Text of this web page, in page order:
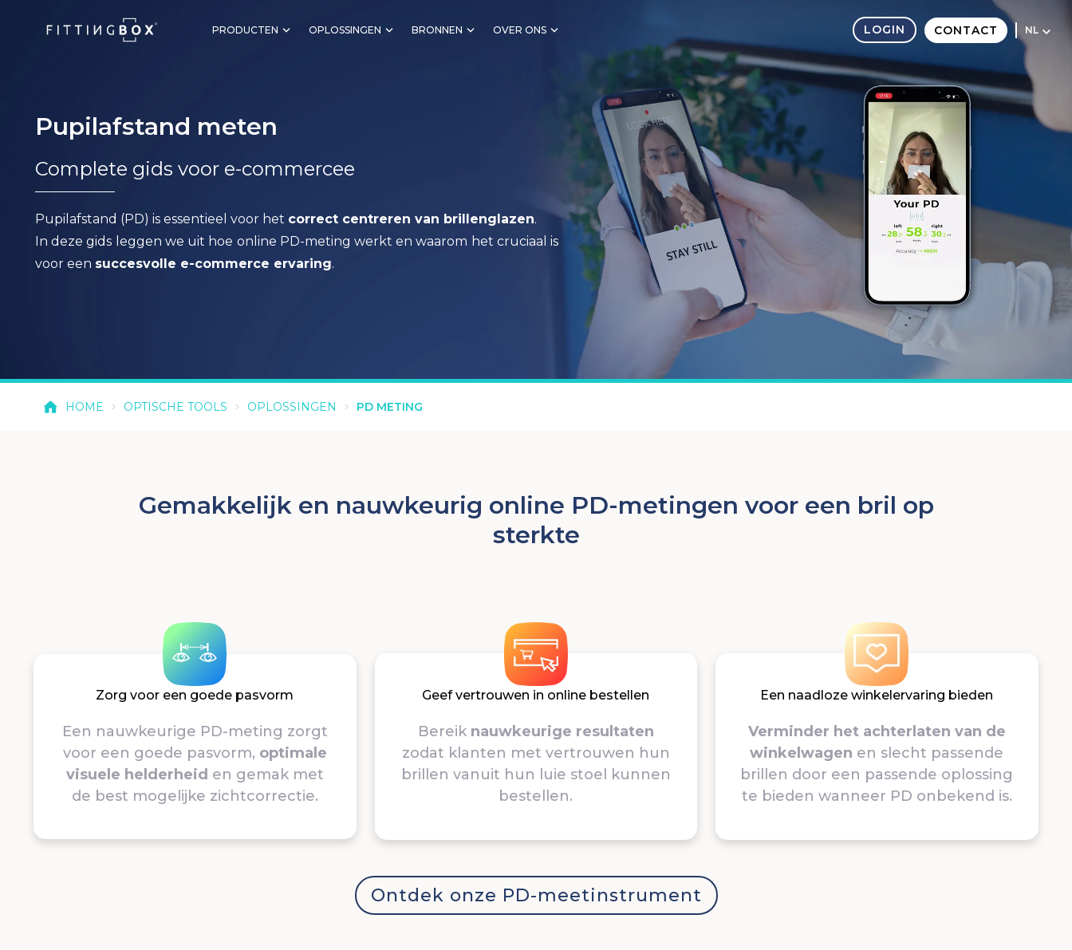
PRODUCTEN OPLOSSINGEN BRONNEN OVER ONS CONTACT
LOGIN NL
Pupilafstand meten
Complete gids voor e-commercee
Pupilafstand (PD) is essentieel voor het correct centreren van brillenglazen.
Indezegids leggen we uit hoe online PD-meting werktenwaarom het cruciaalis
voor een succesvolle e-commerce ervaring.
HOME OPTISCHE TOOLS OPLOSSINGEN PD METING
Gemakkelijk en nauwkeurig online PD-metingen voor een bril op
sterkte
Zorg voor een goede pasvorm
Een nauwkeurige PD-meting zorgt
voor een goede pasvorm, optimale
visuele helderheid en gemak met
de best mogelijke zichtcorrectie.
Geef vertrouwen in online bestellen
Bereik nauwkeurige resultaten
zodat klanten met vertrouwen hun
brillen vanuit hun luie stoel kunnen
bestellen.
Een naadloze winkelervaring bieden
Verminder het achterlaten van de
winkelwagen en slecht passende
brillen door een passende oplossing
te bieden wanneer PD onbekend is.
Ontdek onze PD-meetinstrument